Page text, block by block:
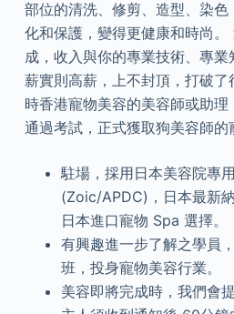
部位的清洗、修剪、造型、染
化和保護，變得更健康和時尚
成，收入與你的專業技術、專
薪實則高薪，上不封頂，打破
時香港寵物美容的美容師或助
通過考試，正式獲取狗美容師的
駐場，採用日本美容院專
(Zoic/APDC)，日本最新
日本進口寵物 Spa 選擇。
有興趣進一步了解之學員
班，投身寵物美容行業。
美容即將完成時，我們會